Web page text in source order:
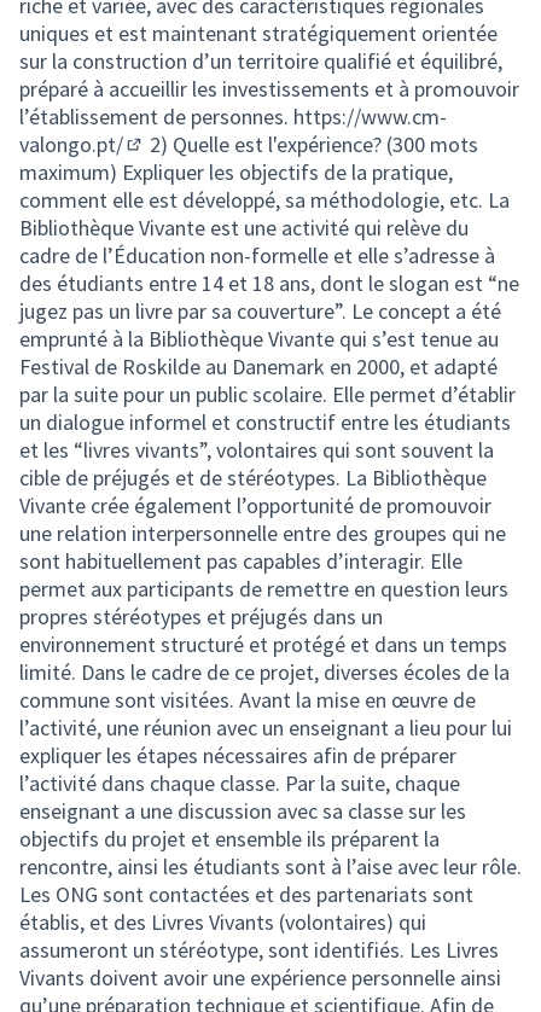
uniques et est maintenant stratégiquement orientée
sur la construction d’un territoire qualifié et équilibré,
préparé à accueillir les investissements et à promouvoir
l’établissement de personnes. https://www.cm-
valongo.pt/
(Enlace externo)
2) Quelle est l'expérience? (300 mots
maximum) Expliquer les objectifs de la pratique,
comment elle est développé, sa méthodologie, etc. La
Bibliothèque Vivante est une activité qui relève du
cadre de l’Éducation non-formelle et elle s’adresse à
des étudiants entre 14 et 18 ans, dont le slogan est “ne
jugez pas un livre par sa couverture”. Le concept a été
emprunté à la Bibliothèque Vivante qui s’est tenue au
Festival de Roskilde au Danemark en 2000, et adapté
par la suite pour un public scolaire. Elle permet d’établir
un dialogue informel et constructif entre les étudiants
et les “livres vivants”, volontaires qui sont souvent la
cible de préjugés et de stéréotypes. La Bibliothèque
Vivante crée également l’opportunité de promouvoir
une relation interpersonnelle entre des groupes qui ne
sont habituellement pas capables d’interagir. Elle
permet aux participants de remettre en question leurs
propres stéréotypes et préjugés dans un
environnement structuré et protégé et dans un temps
limité. Dans le cadre de ce projet, diverses écoles de la
commune sont visitées. Avant la mise en œuvre de
l’activité, une réunion avec un enseignant a lieu pour lui
expliquer les étapes nécessaires afin de préparer
l’activité dans chaque classe. Par la suite, chaque
enseignant a une discussion avec sa classe sur les
objectifs du projet et ensemble ils préparent la
rencontre, ainsi les étudiants sont à l’aise avec leur rôle.
Les ONG sont contactées et des partenariats sont
établis, et des Livres Vivants (volontaires) qui
assumeront un stéréotype, sont identifiés. Les Livres
Vivants doivent avoir une expérience personnelle ainsi
qu’une préparation technique et scientifique. Afin de